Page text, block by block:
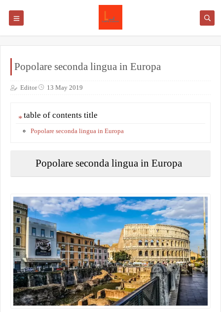
Popolare seconda lingua in Europa
Editor 13 May 2019
table of contents title
Popolare seconda lingua in Europa
Popolare seconda lingua in Europa